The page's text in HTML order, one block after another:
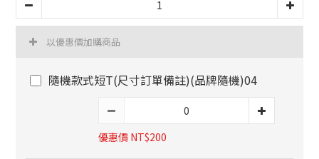
以優惠價加購商品
隨機款式短T(尺寸訂單備註)(品牌隨機)04
優惠價 NT$200